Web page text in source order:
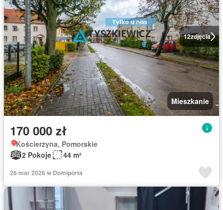
12zdjęcia
Mieszkanie
170 000 zł
Kościerzyna, Pomorskie
2 Pokoje
44 m²
26 mar 2026 w Domiporta